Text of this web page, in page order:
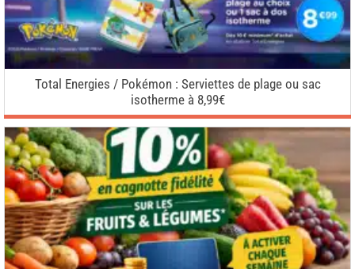
Total Energies / Pokémon : Serviettes de plage ou sac
isotherme à 8,99€